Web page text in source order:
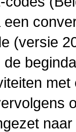
(versie